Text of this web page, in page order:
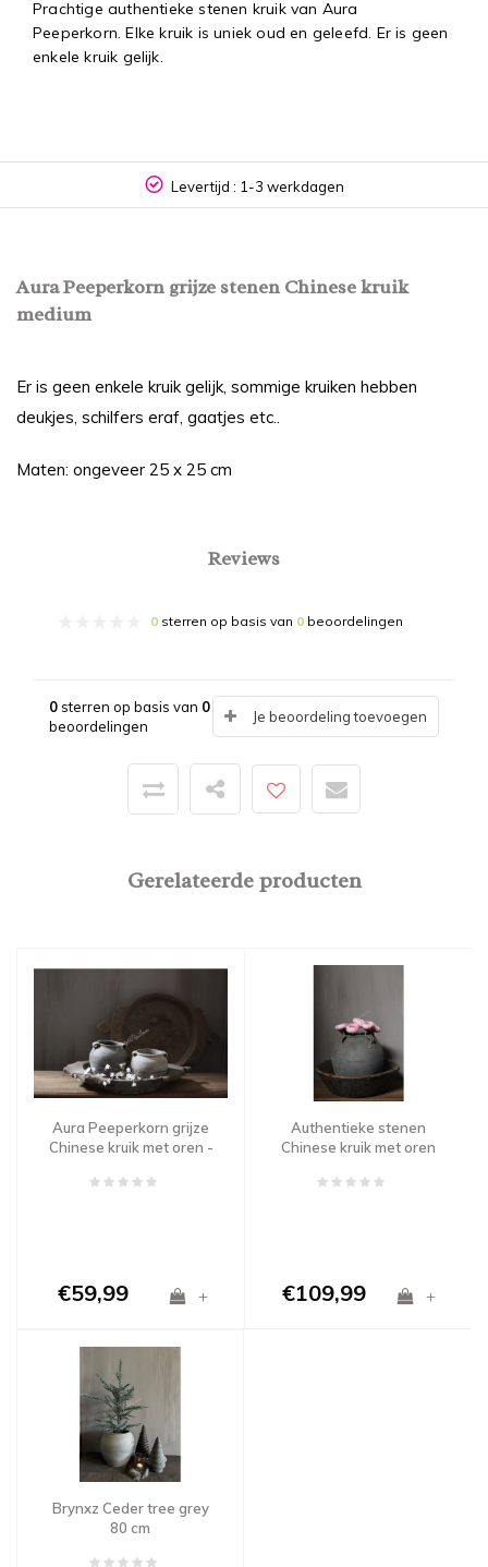
Prachtige authentieke stenen kruik van Aura
Peeperkorn. Elke kruik is uniek oud en geleefd. Er is geen
enkele kruik gelijk.
Levertijd : 1-3 werkdagen
Aura Peeperkorn grijze stenen Chinese kruik
medium
Er is geen enkele kruik gelijk, sommige kruiken hebben
deukjes, schilfers eraf, gaatjes etc..
Maten: ongeveer 25 x 25 cm
Reviews
0 sterren op basis van 0 beoordelingen
0sterren op basis van 0
beoordelingen
Je beoordeling toevoegen
Gerelateerde producten
Aura Peeperkorn grijze
Chinese kruik met oren -
€59,99 +
Authentieke stenen
Chinese kruik met oren
€109,99 +
Brynxz Ceder tree grey
80 cm